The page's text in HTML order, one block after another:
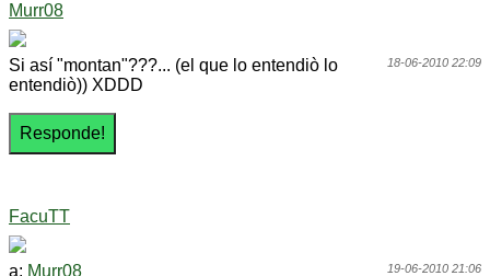
Murr08
18-06-2010 22:09
Si así "montan"???... (el que lo entendiò lo
entendiò)) XDDD
FacuTT
19-06-2010 21:06
a: Murr08